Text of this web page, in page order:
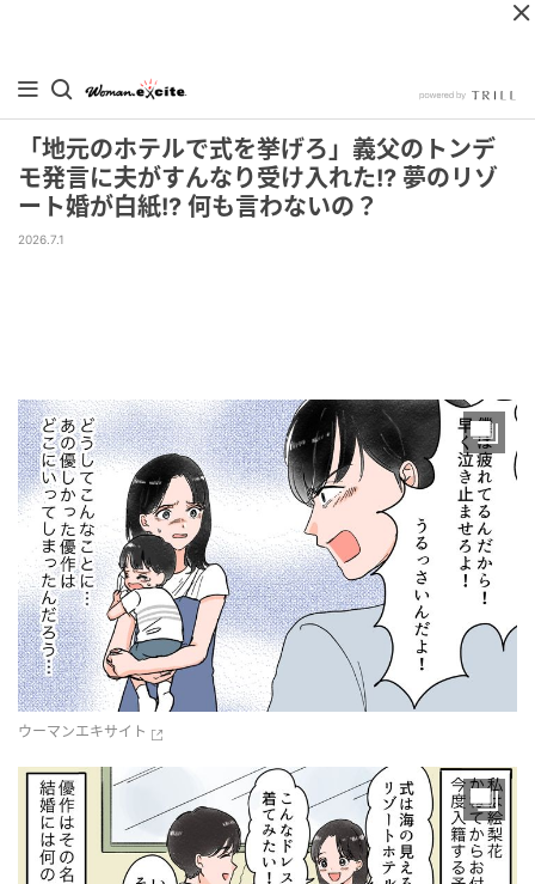
「地元のホテルで式を挙げろ」義父のトンデ
モ発言に夫がすんなり受け入れた!? 夢のリゾ
ート婚が白紙!? 何も言わないの？
2026.7.1
ウーマンエキサイト